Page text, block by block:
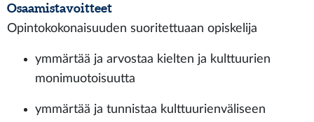
Osaamistavoitteet
Opintokokonaisuuden suoritettuaan opiskelija
ymmärtää ja arvostaa kielten ja kulttuurien
monimuotoisuutta
ymmärtää ja tunnistaa kulttuurienväliseen